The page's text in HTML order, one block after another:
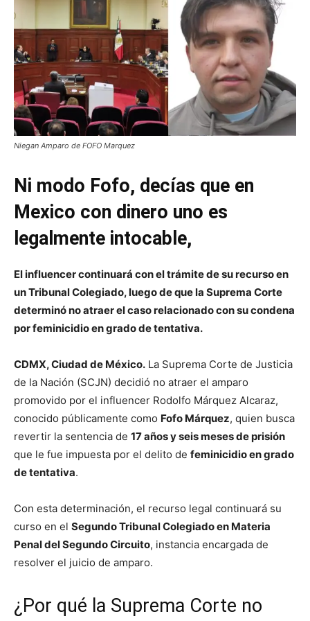
Niegan Amparo de FOFO Marquez
Ni modo Fofo, decías que en
Mexico con dinero uno es
legalmente intocable,
El influencer continuará con el trámite de su recurso en
un Tribunal Colegiado, luego de que la Suprema Corte
determinó no atraer el caso relacionado con su condena
por feminicidio en grado de tentativa.
CDMX, Ciudad de México. La Suprema Corte de Justicia
de la Nación (SCJN) decidió no atraer el amparo
promovido por el influencer Rodolfo Márquez Alcaraz,
conocido públicamente como Fofo Márquez, quien busca
revertir la sentencia de 17 años y seis meses de prisión
que le fue impuesta por el delito de feminicidio en grado
de tentativa.
Con esta determinación, el recurso legal continuará su
curso en el Segundo Tribunal Colegiado en Materia
Penal del Segundo Circuito, instancia encargada de
resolver el juicio de amparo.
¿Por qué la Suprema Corte no